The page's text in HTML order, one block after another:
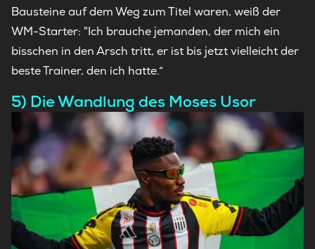
Bausteine auf dem Weg zum Titel waren, weiß der
WM-Starter: "Ich brauche jemanden, der mich ein
bisschen in den Arsch tritt, er ist bis jetzt vielleicht der
beste Trainer, den ich hatte.“
5) Die Wandlung des Moses Usor